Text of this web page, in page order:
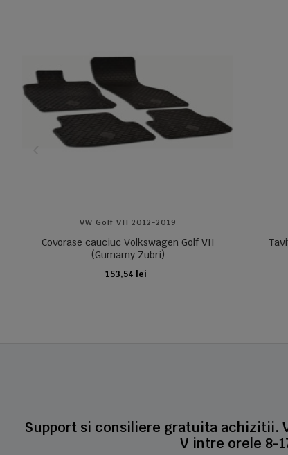
VW Golf VII 2012-2019
Covorase cauciuc Volkswagen Golf VII
(Gumarny Zubri)
153,54 lei
ADAUGA IN COS
Support si consiliere gratuita achizitii.
V intre orele 8-